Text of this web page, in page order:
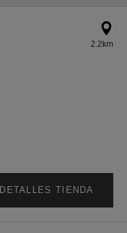
2.2km
DETALLES TIENDA